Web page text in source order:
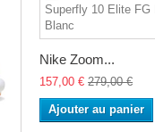
Nike Zoom...
157,00 € 279,00 €
Ajouter au panier